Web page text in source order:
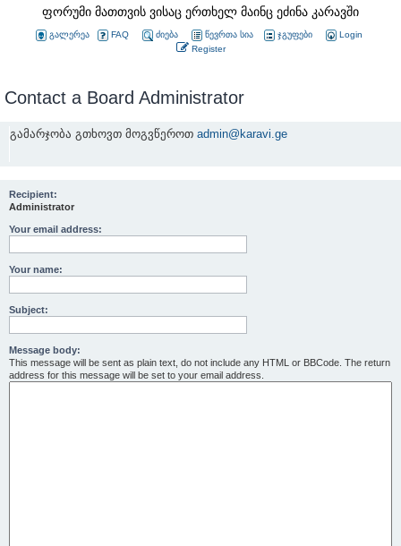
ფორუმი მათთვის ვისაც ერთხელ მაინც ეძინა კარავში
გალერეა FAQ ძიება წევრთა სია ჯგუფები
Login
Register
Contact a Board Administrator
გამარჯობა გთხოვთ მოგვწეროთ admin@karavi.ge
Recipient:
Administrator
Your email address:
Your name:
Subject:
Message body:
This message will be sent as plain text, do not include any HTML or BBCode. The return
address for this message will be set to your email address.